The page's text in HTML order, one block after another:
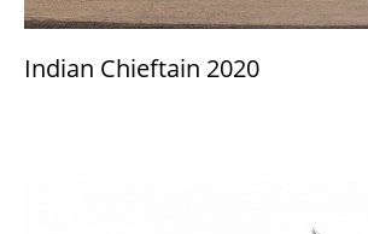
Indian Chieftain 2020